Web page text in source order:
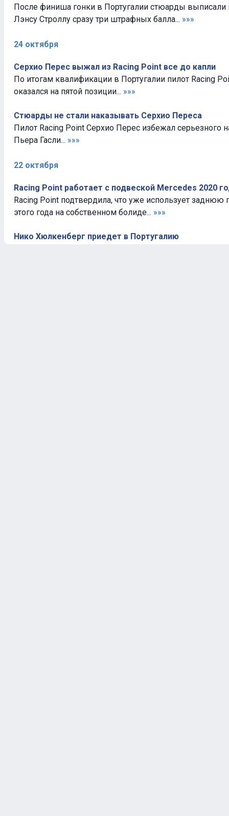
После финиша гонки в Португалии стюарды выписали
Лэнсу Строллу сразу три штрафных балла... »»»
24 октября
Серхио Перес выжал из Racing Point все до капли
По итогам квалификации в Португалии пилот Racing
оказался на пятой позиции... »»»
Стюарды не стали наказывать Серхио Переса
Пилот Racing Point Серхио Перес избежал серьезного
Пьера Гасли... »»»
22 октября
Racing Point работает с подвеской Mercedes 2020
Racing Point подтвердила, что уже использует заднюю
этого года на собственном болиде... »»»
Нико Хюлкенберг приедет в Португалию